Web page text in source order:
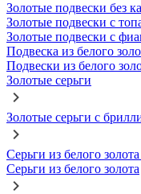
Золотые подвески без
Золотые подвески с
Золотые подвески с
Подвеска из белого
Подвески из белого
Золотые серьги
Золотые серьги с
Серьги из белого
Серьги из белого золота